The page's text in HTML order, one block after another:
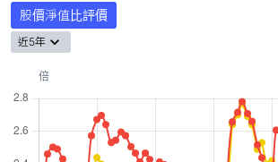
股價淨值比評價
近5年